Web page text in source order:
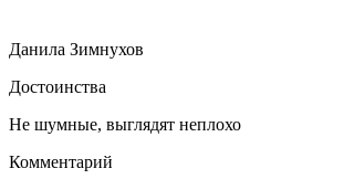
Данила Зимнухов
Достоинства
Не шумные, выглядят неплохо
Комментарий